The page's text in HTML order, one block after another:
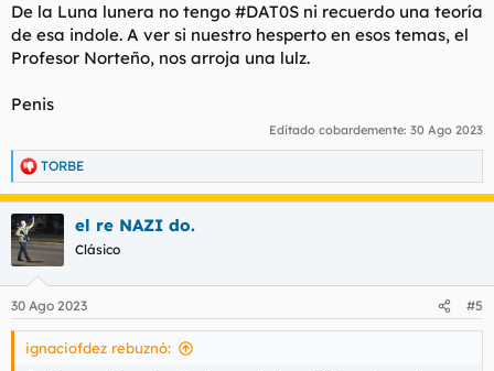
De la Luna lunera no tengo #DAT0S ni recuerdo una teoría
de esa indole. A ver si nuestro hesperto en esos temas, el
Profesor Norteño, nos arroja una lulz.
Penis
Editado cobardemente: 30 Ago 2023
R
e
a
c
c
i
e
s
TORBE
el re NAZI do.
Clásico
30 Ago 2023 #5
ignaciofdez rebuznó: